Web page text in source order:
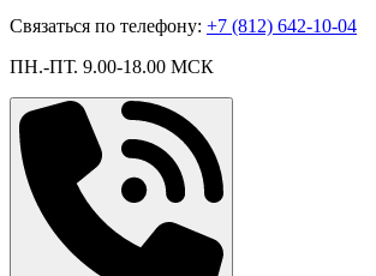
Связаться по телефону: +7 (812) 642-10-04
ПН.-ПТ. 9.00-18.00 МСК